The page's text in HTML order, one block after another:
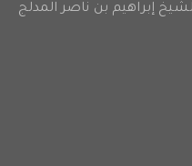
إبراهيم بن ناصر المدلج